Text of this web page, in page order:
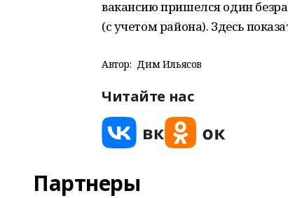
вакансию пришелся один
(с учетом района). Здесь
Автор: Дим Ильясов
Читайте нас
Партнеры